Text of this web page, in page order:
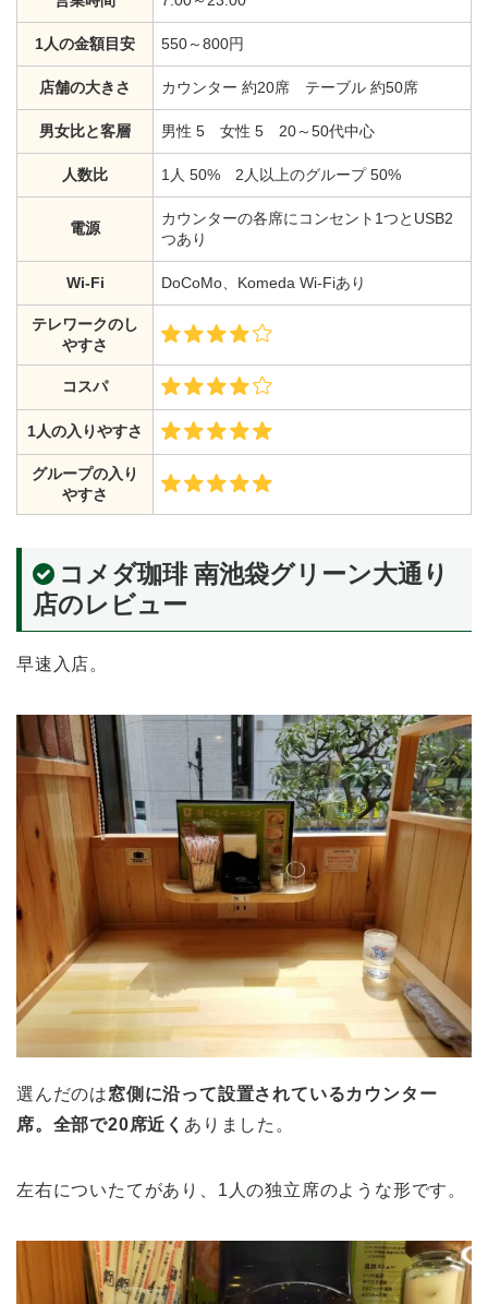
1人の金額目安 550～800円
店舗の大きさ カウンター 約20席 テーブル 約50席
男女比と客層 男性 5 女性 5 20～50代中心
人数比 1人 50% 2人以上のグループ 50%
電源
カウンターの各席にコンセント1つとUSB2
つあり
Wi-Fi DoCoMo、Komeda Wi-Fiあり
テレワークのし
やすさ
コスパ
1人の入りやすさ
グループの入り
やすさ
コメダ珈琲 南池袋グリーン大通り
店のレビュー
早速入店。
選んだのは窓側に沿って設置されているカウンター
席。全部で20席近く ありました。
左右についたてがあり、1人の独立席のような形です。